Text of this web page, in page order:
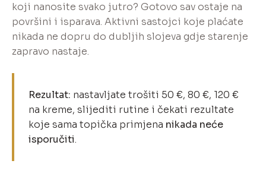
koji nanosite svako jutro? Gotovo sav ostaje na
površini i isparava. Aktivni sastojci koje plaćate
nikada ne dopru do dubljih slojeva gdje starenje
zapravo nastaje.
Rezultat: nastavljate trošiti 50 €, 80 €, 120 €
na kreme, slijediti rutine i čekati rezultate
koje sama topička primjena nikada neće
isporučiti.